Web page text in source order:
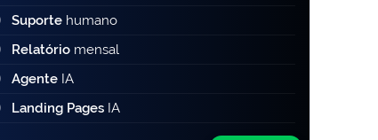
Suporte humano
Relatório mensal
Agente IA
Landing Pages IA